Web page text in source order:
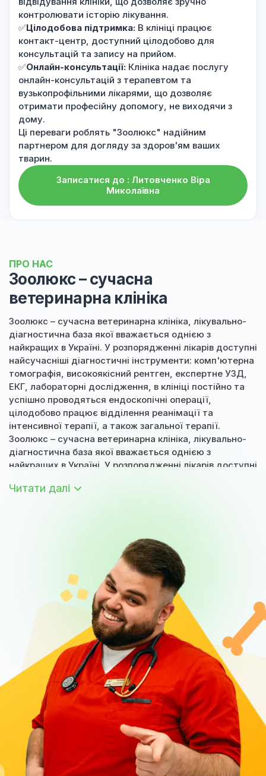
контролювати історію лікування.
✅Цілодобова підтримка: В клініці працює
контакт-центр, доступний цілодобово для
консультацій та запису на прийом.
✅Онлайн-консультації: Клініка надає послугу
онлайн-консультацій з терапевтом та
вузькопрофільними лікарями, що дозволяє
отримати професійну допомогу, не виходячи з
дому.
Ці переваги роблять "Зоолюкс" надійним
партнером для догляду за здоров'ям ваших
тварин.
Записатися до : Литовченко Віра
Миколаївна
ПРО НАС
Зоолюкс – сучасна
ветеринарна клініка
Зоолюкс – сучасна ветеринарна клініка, лікувально-
діагностична база якої вважається однією з
найкращих в Україні. У розпорядженні лікарів доступні
найсучасніші діагностичні інструменти: комп'ютерна
томографія, високоякісний рентген, експертне УЗД,
ЕКГ, лабораторні дослідження, в клініці постійно та
успішно проводяться ендоскопічні операції,
цілодобово працює відділення реанімації та
інтенсивної терапії, а також загальної терапії.
Зоолюкс – сучасна ветеринарна клініка, лікувально-
діагностична база якої вважається однією з
найкращих в Україні. У розпорядженні лікарів доступні
томографія, високоякісний рентген, експертне УЗД,
інтенсивної терапії, а також загальної терапії.
Читати далі